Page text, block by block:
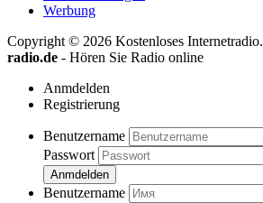
Werbung
Copyright © 2026 Kostenloses Internetradio.
radio.de - Hören Sie Radio online
Anmdelden
Registrierung
Benutzername
Passwort
Anmdelden
Benutzername